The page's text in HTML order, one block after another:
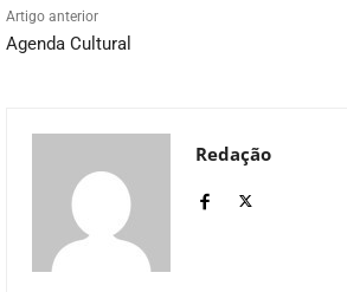
Artigo anterior
Agenda Cultural
Redação